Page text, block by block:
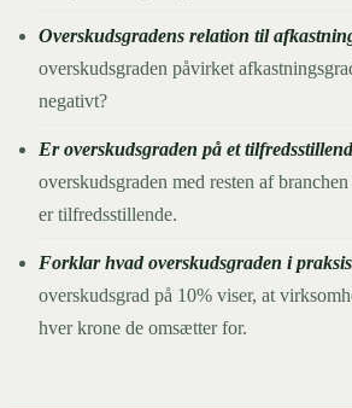
Overskudsgradens relation til
overskudsgraden påvirket
negativt?
Er overskudsgraden på et
overskudsgraden med resten af
er tilfredsstillende.
Forklar hvad overskudsgraden i
overskudsgrad på 10% viser, at
hver krone de omsætter for.